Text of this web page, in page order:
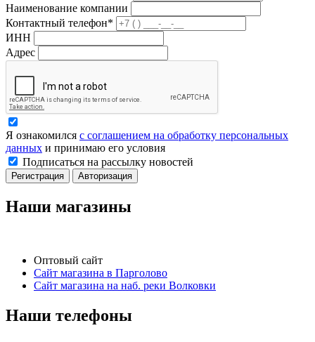
Наименование компании
Контактный телефон*
ИНН
Адрес
Я ознакомился с соглашением на обработку персональных
данных и принимаю его условия
Подписаться на рассылку новостей
Регистрация Авторизация
Наши магазины
Оптовый сайт
Сайт магазина в Парголово
Сайт магазина на наб. реки Волковки
Наши телефоны